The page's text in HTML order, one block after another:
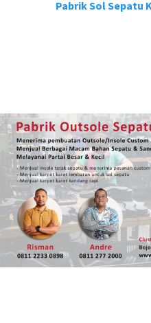
Pabrik Sol Sepatu